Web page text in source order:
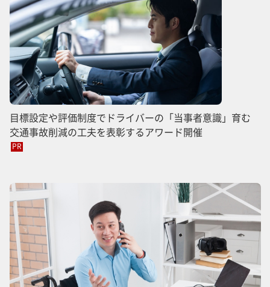
目標設定や評価制度でドライバーの「当事者意識」育む
交通事故削減の工夫を表彰するアワード開催
PR